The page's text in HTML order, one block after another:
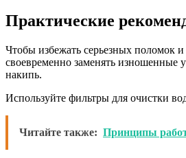
Практические
Чтобы избежать серьезных поломок
своевременно заменять изношенные
накипь.
Используйте фильтры для очистки
Читайте также: Принципы